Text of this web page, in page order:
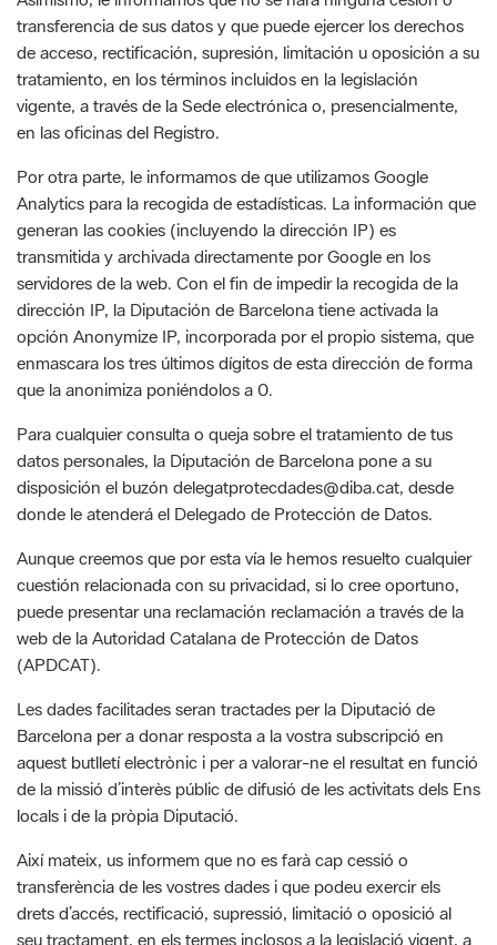
vigente, a través de la Sede electrónica o, presencialmente,
en las oficinas del Registro.
Por otra parte, le informamos de que utilizamos Google
Analytics para la recogida de estadísticas. La información que
transmitida y archivada directamente por Google en los
servidores de la web. Con el fin de impedir la recogida de la
dirección IP, la Diputación de Barcelona tiene activada la
opción Anonymize IP, incorporada por el propio sistema, que
enmascara los tres últimos dígitos de esta dirección de forma
que la anonimiza poniéndolos a 0.
Para cualquier consulta o queja sobre el tratamiento de tus
datos personales, la Diputación de Barcelona pone a su
donde le atenderá el Delegado de Protección de Datos.
Aunque creemos que por esta vía le hemos resuelto cualquier
cuestión relacionada con su privacidad, si lo cree oportuno,
web de la Autoridad Catalana de Protección de Datos
(APDCAT).
Les dades facilitades seran tractades per la Diputació de
Barcelona per a donar resposta a la vostra subscripció en
de la missió d’interès públic de difusió de les activitats dels Ens
locals i de la pròpia Diputació.
Així mateix, us informem que no es farà cap cessió o
transferència de les vostres dades i que podeu exercir els
seu tractament, en els termes inclosos a la legislació vigent, a
través de laSeu electrònica o, presencialment, a les oficines
del Registre.